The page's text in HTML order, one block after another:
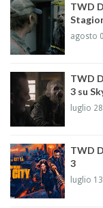
TWD
agosto
TWD
3 su
luglio
TWD
3
luglio